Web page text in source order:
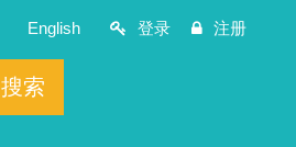
English 登录 注册
搜索